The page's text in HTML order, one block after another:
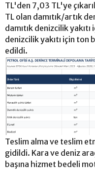
TL'den 7,03 TL'ye
TL olan damıtık/artık
damıtık denizcilik yakıtı
denizcilik yakıtı için ton
edildi.
Teslim alma ve teslim
gidildi. Kara ve deniz
başına hizmet bedeli